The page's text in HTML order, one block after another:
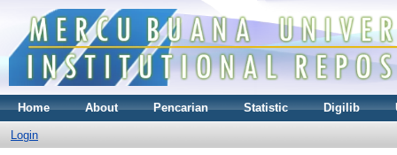
Home About Pencarian Statistic Digilib
Login